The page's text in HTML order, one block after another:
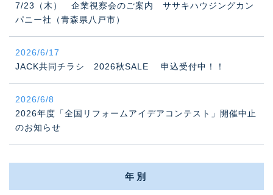
7/23（木） 企業視察会のご案内 ササキハウジングカン
パニー社（青森県八戸市）
2026/6/17
JACK共同チラシ 2026秋SALE 申込受付中！！
2026/6/8
2026年度「全国リフォームアイデアコンテスト」開催中止
のお知らせ
年別